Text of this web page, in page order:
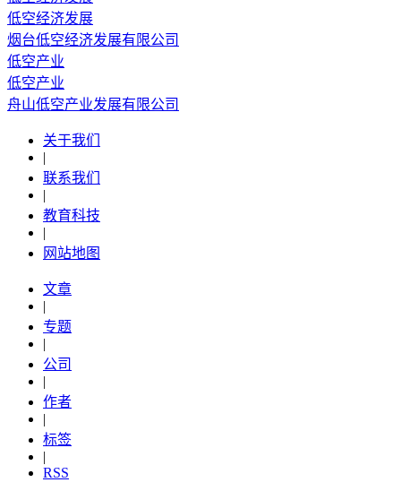
低空经济发展
烟台低空经济发展有限公司
低空产业
低空产业
舟山低空产业发展有限公司
关于我们
|
联系我们
|
教育科技
|
网站地图
文章
|
专题
|
公司
|
作者
|
标签
|
RSS